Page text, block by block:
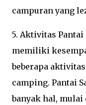
campuran yang
5. Aktivitas Pantai
memiliki
beberapa
camping. Pantai
banyak hal,